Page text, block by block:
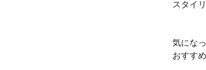
スタイ
気にな
おすすめ